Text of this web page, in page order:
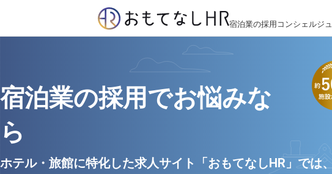
宿泊業の採用コンシェルジュ
宿泊業の採用でお悩みな
ら
ホテル・旅館に特化した求人サイト「おもてなしHR」では、